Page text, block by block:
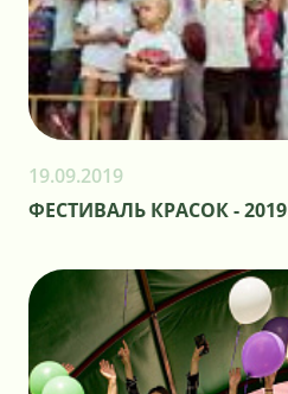
19.09.2019
ФЕСТИВАЛЬ КРАСОК - 2019